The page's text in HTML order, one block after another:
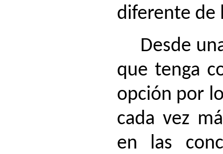
diferente de
Desde
que tenga
opción por
cada vez
en las